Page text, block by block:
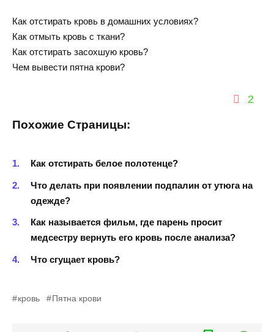
Как отстирать кровь в домашних условиях?
Как отмыть кровь с ткани?
Как отстирать засохшую кровь?
Чем вывести пятна крови?
2
Похожие Страницы:
Как отстирать белое полотенце?
Что делать при появлении подпалин от утюга на
одежде?
Как называется фильм, где парень просит
медсестру вернуть его кровь после анализа?
Что сгущает кровь?
кровь Пятна крови